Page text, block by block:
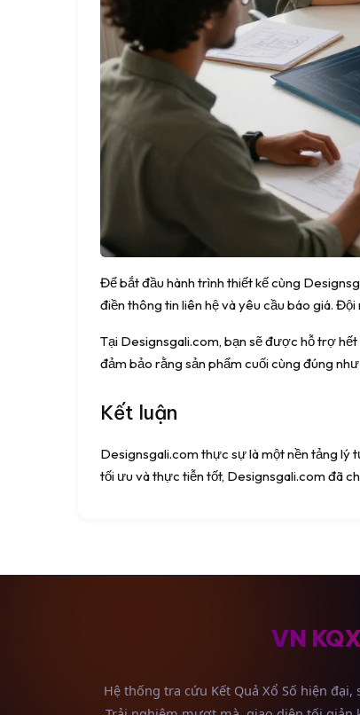
Để bắt đầu hành trình thiết kế cùng
điền thông tin liên hệ và yêu cầu báo giá.
Tại Designsgali.com, bạn sẽ được hỗ trợ
đảm bảo rằng sản phẩm cuối cùng đúng
Kết luận
Designsgali.com thực sự là một nền tảng lý
tối ưu và thực tiễn tốt, Designsgali.com đã
VN
Hệ thống tra cứu Kết Quả Xổ Số hiện đại,